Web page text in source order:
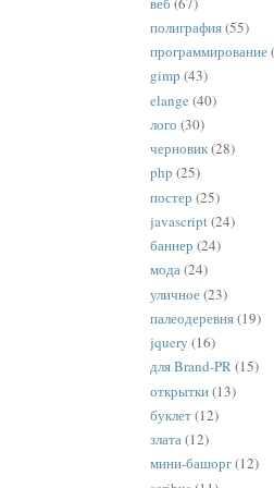
полиграфия(55)
программирование
gimp (43)
elange (40)
лого (30)
черновик(28)
php (25)
постер (25)
javascript(24)
баннер (24)
мода(24)
уличное(23)
палеодеревня(19)
jquery (16)
для Brand-PR(15)
открытки(13)
буклет(12)
злата(12)
мини-башорг(12)